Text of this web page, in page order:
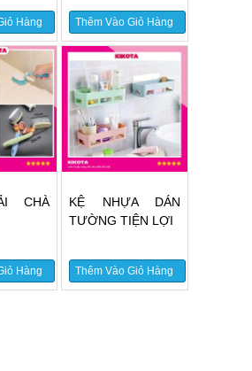
Hàng Thêm Vào Giỏ Hàng
CHÀ
Hàng
KỆ NHỰA DÁN
TƯỜNG TIỆN LỢI
Thêm Vào Giỏ Hàng